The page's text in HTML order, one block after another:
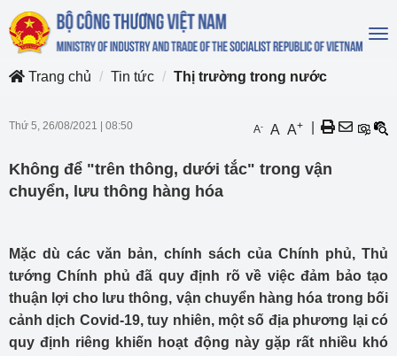
Trang chủ
Tin tức Thị trường trong nước
Thứ 5, 26/08/2021 08:50 A- A A+
Không để "trên thông, dưới tắc" trong vận
chuyển, lưu thông hàng hóa
Mặc dù các văn bản, chính sách của Chính phủ, Thủ
tướng Chính phủ đã quy định rõ về việc đảm bảo tạo
thuận lợi cho lưu thông, vận chuyển hàng hóa trong bối
cảnh dịch Covid-19, tuy nhiên, một số địa phương lại có
quy định riêng khiến hoạt động này gặp rất nhiều khó